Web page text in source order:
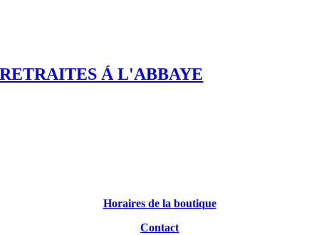
RETRAITES Á L'ABBAYE
Horaires de la boutique
Contact